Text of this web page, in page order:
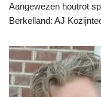
Aangewezen houtrot
Berkelland: AJ